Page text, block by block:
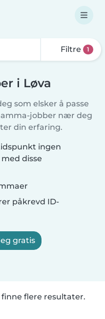
Filtre 1
i Løva
som elsker å passe
jobber nær deg
din erfaring.
ingen
disse
påkrevd ID-
gratis
flere resultater.